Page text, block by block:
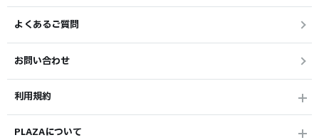
よくあるご質問
お問い合わせ
利用規約
PLAZAについて